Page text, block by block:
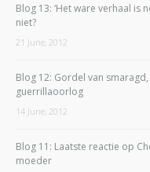
Blog 13: ‘Het ware verhaal is
niet?
21 June, 2012
Blog 12: Gordel van
guerrillaoorlog
14 June, 2012
Blog 11: Laatste reactie op
moeder